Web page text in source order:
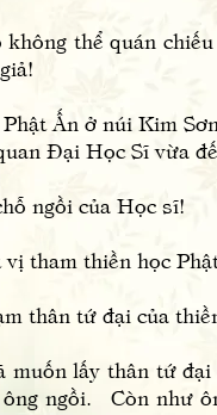
thể quán chiếu
Ấn ở núi Kim Sơn
Đại Học Sĩ vừa
ngồi của Học sĩ!
tham thiền học
thân tứ đại của
muốn lấy thân tứ
ngồi. Còn như